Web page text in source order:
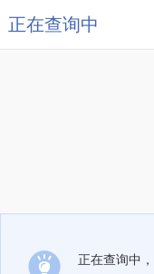
正在查询中
正在查询中